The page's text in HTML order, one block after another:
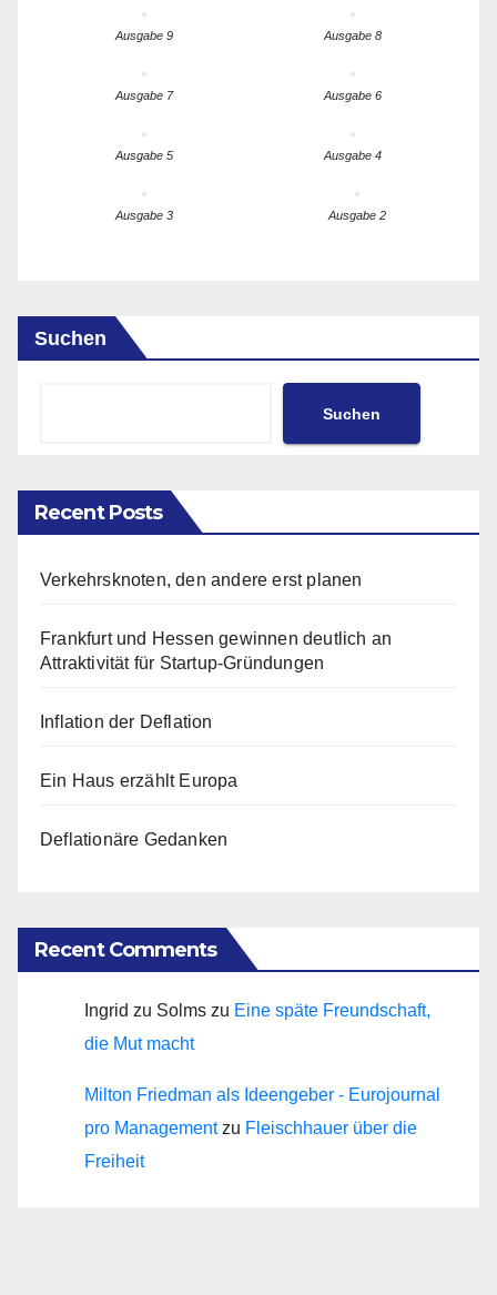
Ausgabe 9 Ausgabe 8
Ausgabe 7 Ausgabe 6
Ausgabe 5 Ausgabe 4
Ausgabe 3 Ausgabe 2
Suchen
Suchen
Recent Posts
Verkehrsknoten, den andere erst planen
Frankfurt und Hessen gewinnen deutlich an
Attraktivität für Startup-Gründungen
Inflation der Deflation
Ein Haus erzählt Europa
Deflationäre Gedanken
Recent Comments
Ingrid zu Solms zu Eine späte Freundschaft,
die Mut macht
Milton Friedman als Ideengeber - Eurojournal
pro Managementzu Fleischhauer über die
Freiheit